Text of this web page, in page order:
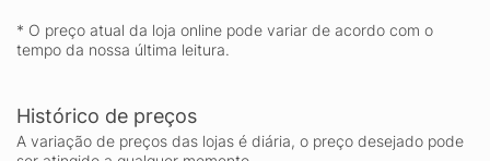
* O preço atual da loja online pode variar de acordo com o
tempo da nossa última leitura.
Histórico de preços
A variação de preços das lojas é diária, o preço desejado pode